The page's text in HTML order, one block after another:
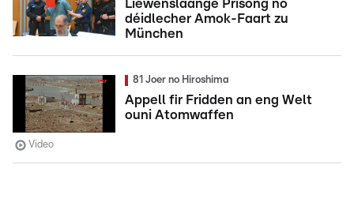
Liewenslaange Prisong no
déidlecher Amok-Faart zu
München
81 Joer no Hiroshima
Appell fir Fridden an eng Welt
ouni Atomwaffen
Video